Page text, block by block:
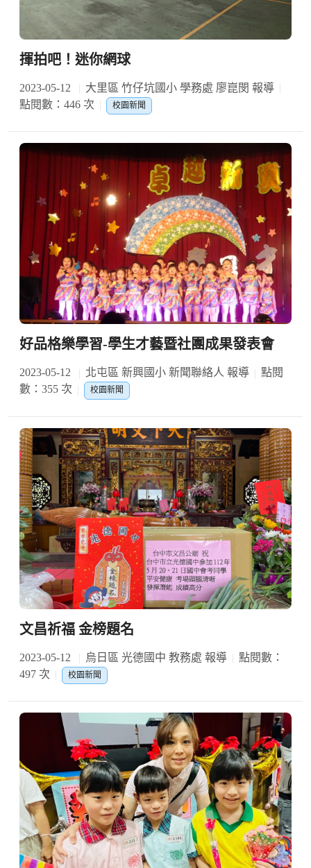
揮拍吧！迷你網球
2023-05-12
大里區 竹仔坑國小 學務處 廖崑閔 報導
點閱數：446 次
校園新聞
好品格樂學習-學生才藝暨社團成果發表會
2023-05-12 北屯區 新興國小 新聞聯絡人 報導
點閱
數：355 次
校園新聞
文昌祈福 金榜題名
2023-05-12 烏日區 光德國中 教務處 報導
點閱數：
497 次
校園新聞